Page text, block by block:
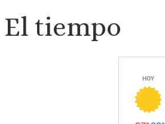
El tiempo